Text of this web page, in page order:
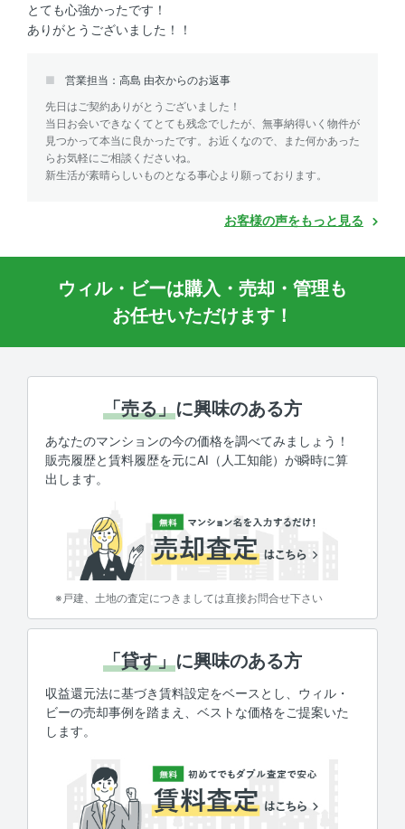
とても心強かったです！
ありがとうございました！！
営業担当：高島 由衣からのお返事
先日はご契約ありがとうございました！
当日お会いできなくてとても残念でしたが、無事納得いく物件が
見つかって本当に良かったです。お近くなので、また何かあった
らお気軽にご相談くださいね。
新生活が素晴らしいものとなる事心より願っております。
お客様の声をもっと見る
ウィル・ビーは購入・売却・管理も
お任せいただけます！
「売る」に興味のある方
あなたのマンションの今の価格を調べてみましょう！
販売履歴と賃料履歴を元にAI（人工知能）が瞬時に算
出します。
※戸建、土地の査定につきましては直接お問合せ下さい
「貸す」に興味のある方
収益還元法に基づき賃料設定をベースとし、ウィル・
ビーの売却事例を踏まえ、ベストな価格をご提案いた
します。